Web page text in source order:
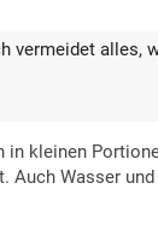
vermeidet alles,
in kleinen
Auch Wasser